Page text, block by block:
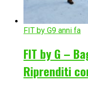
FIT by G9 anni fa
FIT by G –
Riprenditi